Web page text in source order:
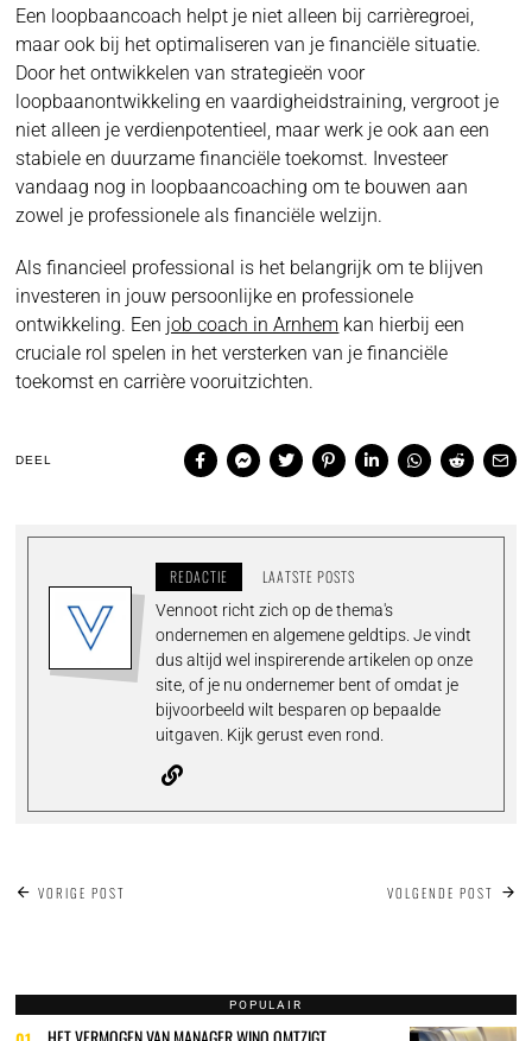
Een loopbaancoach helpt je niet alleen bij carrièregroei,
maar ook bij het optimaliseren van je financiële situatie.
Door het ontwikkelen van strategieën voor
loopbaanontwikkeling en vaardigheidstraining, vergroot je
niet alleen je verdienpotentieel, maar werk je ook aan een
stabiele en duurzame financiële toekomst. Investeer
vandaag nog in loopbaancoaching om te bouwen aan
zowel je professionele als financiële welzijn.
Als financieel professional is het belangrijk om te blijven
investeren in jouw persoonlijke en professionele
ontwikkeling. Een job coach in Arnhem kan hierbij een
cruciale rol spelen in het versterken van je financiële
toekomst en carrière vooruitzichten.
DEEL
REDACTIE LAATSTE POSTS
Vennoot richt zich op de thema's
ondernemen en algemene geldtips. Je vindt
dus altijd wel inspirerende artikelen op onze
site, of je nu ondernemer bent of omdat je
bijvoorbeeld wilt besparen op bepaalde
uitgaven. Kijk gerust even rond.
BERICHT
VORIGE POST VOLGENDE POST
POPULAIR